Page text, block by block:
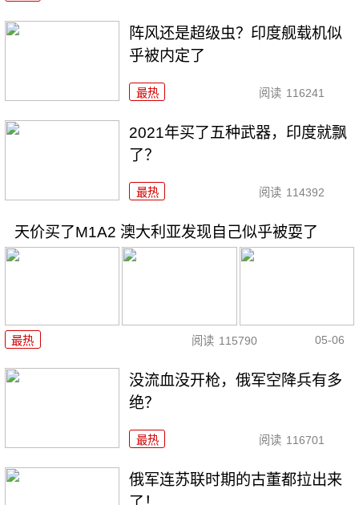
阵风还是超级虫？印度舰载机似
乎被内定了
最热 阅读 116241
2021年买了五种武器，印度就飘
了？
最热 阅读 114392
天价买了M1A2 澳大利亚发现自己似乎被耍了
最热 阅读 115790 05-06
没流血没开枪，俄军空降兵有多
绝？
最热 阅读 116701
俄军连苏联时期的古董都拉出来